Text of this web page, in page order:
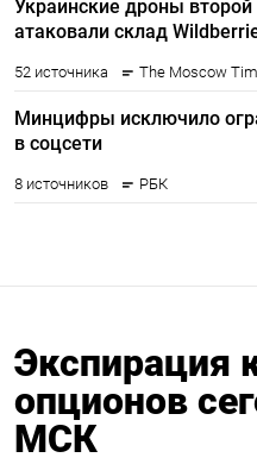
Экспирация
опционов
МСК